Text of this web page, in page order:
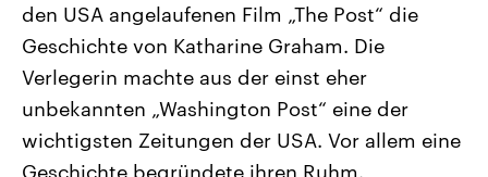
Landtagswahl Sachsen-Anhalt
2026
Alle Informationen
Sachsen-Anhalt wählt am 6.
September 2026 einen neuen
Landtag. Seit 2021 wird das
Bundesland von einer Koalition aus
USA
Aktuelle Beiträge,
Hintergründe
Wirtschaftlich und
gehören die Vereinigten
mit großem Einfluss auf
den USA angelaufenen Film „The Post“ die
Geschichte von Katharine Graham. Die
Verlegerin machte aus der einst eher
unbekannten „Washington Post“ eine der
wichtigsten Zeitungen der USA. Vor allem eine
Geschichte begründete ihren Ruhm.